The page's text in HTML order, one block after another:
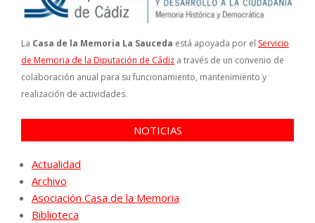
La Casa de la Memoria La Sauceda está apoyada por el Servicio
de Memoria de la Diputación de Cádiz a través de un convenio de
colaboración anual para su funcionamiento, mantenimiento y
realización de actividades.
NOTICIAS
Actualidad
Archivo
Asociación Casa de la Memoria
Biblioteca